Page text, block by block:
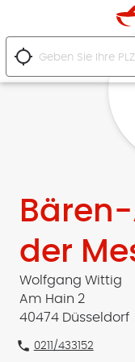
location_searching
der
Wolfgang Wittig
Am Hain 2
40474 Düsseldorf
phone 0211/433152